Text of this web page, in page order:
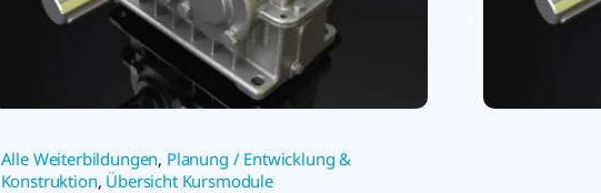
Alle Weiterbildungen, Planung / Entwicklung &
Konstruktion, Übersicht Kursmodule